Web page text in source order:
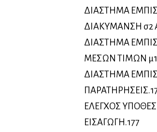
ΔΙΑΣΤΗΜΑ
ΔΙΑΚΥΜΑΝΣΗ σ2
ΔΙΑΣΤΗΜΑ
ΜΕΣΩΝ ΤΙΜΩΝ μ1
ΔΙΑΣΤΗΜΑ
ΕΛΕΓΧΟΣ
ΕΙΣΑΓΩΓΗ.177